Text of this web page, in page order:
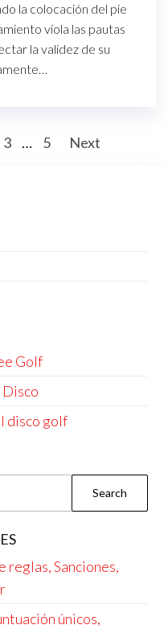
la colocación del pie
viola las pautas
la validez de su
3 … 5 Next
Golf
disco golf
reglas, Sanciones,
únicos,